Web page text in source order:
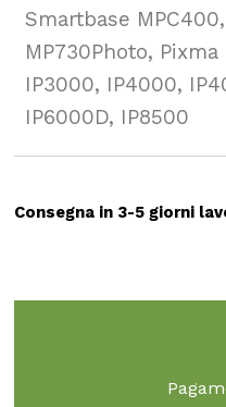
Smartbase
MP730Photo,
IP3000, IP4000,
IP6000D, IP8500
Consegna in 3-5 giorni